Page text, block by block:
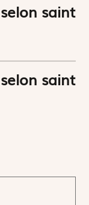
saint
saint